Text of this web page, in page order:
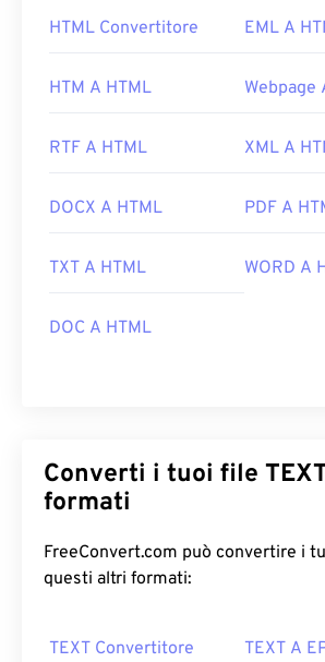
HTML Convertitore EML A
HTM A HTML Webpage
RTF A HTML XML A
DOCX A HTML PDF A
TXT A HTML WORD A
DOC A HTML
Converti i tuoi file TEXT in altri
formati
FreeConvert.com può convertire i tuoi file
questi altri formati:
TEXT Convertitore TEXT A